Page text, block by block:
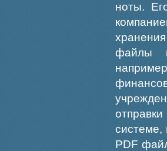
ноты.
файлы
системе,
PDF